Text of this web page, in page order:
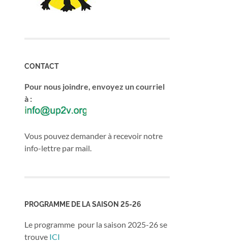
CONTACT
Pour nous joindre, envoyez un courriel
à :
Vous pouvez demander à recevoir notre
info-lettre par mail.
PROGRAMME DE LA SAISON 25-26
Le programme pour la saison 2025-26 se
trouve ICI